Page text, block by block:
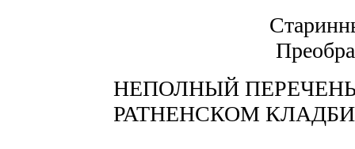
НЕПОЛНЫЙ
РАТНЕНСКОМ